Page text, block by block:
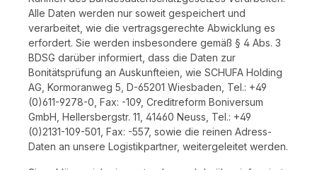
Alle Daten werden nur soweit gespeichert und
verarbeitet, wie die vertragsgerechte Abwicklung es
erfordert. Sie werden insbesondere gemäß § 4 Abs. 3
BDSG darüber informiert, dass die Daten zur
Bonitätsprüfung an Auskunfteien, wie SCHUFA Holding
AG, Kormoranweg 5, D-65201 Wiesbaden, Tel.: +49
(0)611-9278-0, Fax: -109, Creditreform Boniversum
GmbH, Hellersbergstr. 11, 41460 Neuss, Tel.: +49
(0)2131-109-501, Fax: -557, sowie die reinen Adress-
Daten an unsere Logistikpartner, weitergeleitet werden.